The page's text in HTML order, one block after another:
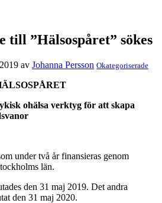
till ”Hälsospåret” sökes
av Johanna Persson Okategoriserade
ohälsa verktyg för att skapa
under två år finansieras genom
län.
den 31 maj 2019. Det andra
den 31 maj 2020.